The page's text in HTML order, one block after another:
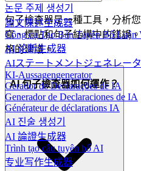
논문 주제 생성기
論文陳述生成器
Công cụ Tạo Bản Tuyên Bố Luận
AI 论断生成器
AIステートメントジェネレー
KI-Aussagengenerator
Gerador de Declarações de IA
Generador de Declaraciones de IA
Générateur de déclarations IA
AI 진술 생성기
AI 論證生成器
Trình tạo câu tuyên bố AI
专业写作生成器
句子檢查器是一種工具，分析
寫、標點和句子結構中的錯誤
格的建議。
AI 句子檢查器如何運作？